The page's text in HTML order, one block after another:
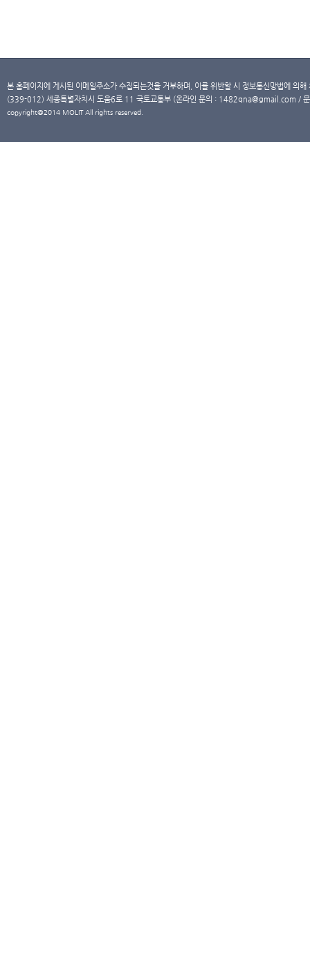
본 홈페이지에 게시된 이메일주소가 수집되는것을 거부하며, 이를 위반할 시 정보통신망법에 의
(339-012) 세종특별자치시 도움6로 11 국토교통부 (온라인 문의 : 1482qna@gmail.com /
copyright@2014 MOLIT All rights reserved.